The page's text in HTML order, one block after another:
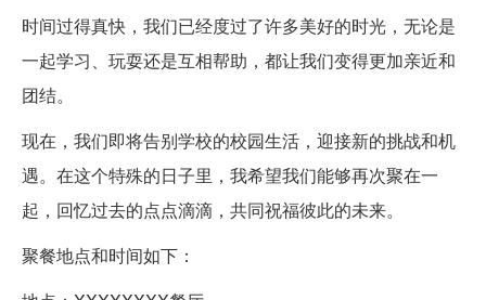
时间过得真快，我们已经度过了许多美好的时光，无论是
一起学习、玩耍还是互相帮助，都让我们变得更加亲近和
团结。
现在，我们即将告别学校的校园生活，迎接新的挑战和机
遇。在这个特殊的日子里，我希望我们能够再次聚在一
起，回忆过去的点点滴滴，共同祝福彼此的未来。
聚餐地点和时间如下：